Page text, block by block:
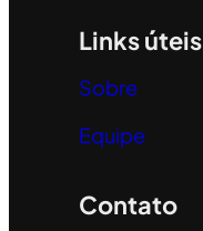
Links úteis
Sobre
Equipe
Contato